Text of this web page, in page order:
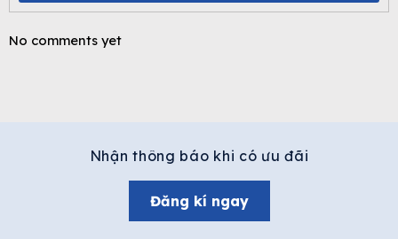
No comments yet
Nhận thông báo khi có ưu đãi
Đăng kí ngay